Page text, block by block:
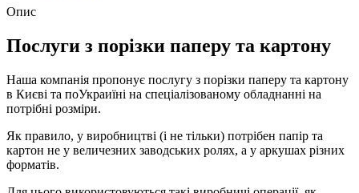
Опис
Послуги з порізки паперу та картону
Наша компанія пропонує послугу з порізки паперу та картону
в Києві та поУкраиїні на спеціалізованому обладнанні на
потрібні розміри.
Як правило, у виробництві (і не тільки) потрібен папір та
картон не у величезних заводських ролях, а у аркушах різних
форматів.